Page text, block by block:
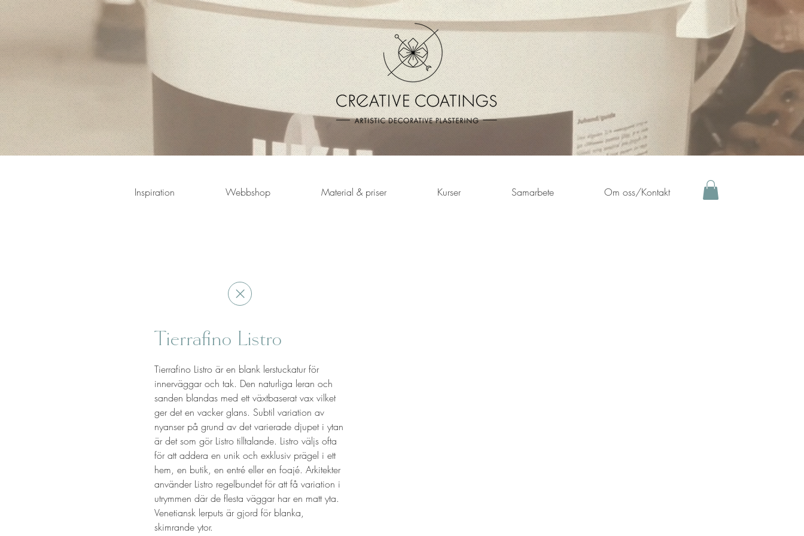
Inspiration Webbshop Material & priser Kurser Samarbete Om oss/Kontakt
Tierrafino Listro
Tierrafino Listro är en blank lerstuckatur för
innerväggar och tak. Den naturliga leran och
sanden blandas med ett växtbaserat vax vilket
ger det en vacker glans. Subtil variation av
nyanser på grund av det varierade djupet i ytan
är det som gör Listro tilltalande. Listro väljs ofta
för att addera en unik och exklusiv prägel i ett
hem, en butik, en entré eller en foajé. Arkitekter
använder Listro regelbundet för att få variation i
utrymmen där de flesta väggar har en matt yta.
Venetiansk lerputs är gjord för blanka,
skimrande ytor.